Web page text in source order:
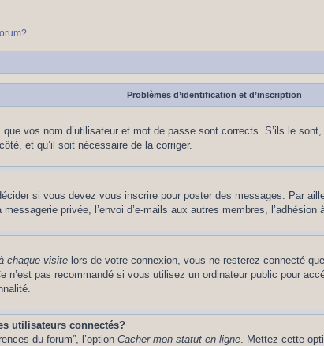
Problèmes d’identification et d’inscription
vos nom d’utilisateur et mot de passe sont corrects. S’ils le
et qu’il soit nécessaire de la corriger.
si vous devez vous inscrire pour poster des messages. Par
privée, l’envoi d’e-mails aux autres membres,
chaque visite lors de votre connexion, vous ne resterez connecté
n’est pas recommandé si vous utilisez un ordinateur public pour
utilisateurs connectés?
du forum”, l’option Cacher mon statut en ligne. Mettez cette